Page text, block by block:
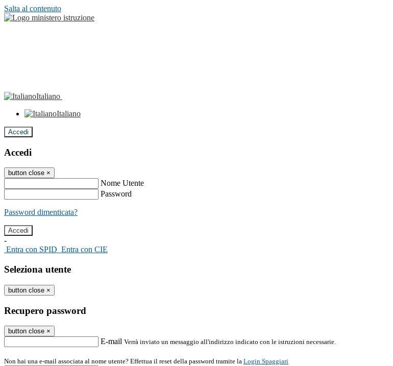
Salta al contenuto
Italiano
Italiano
Accedi
Accedi
button close ×
Nome Utente
Password
Password dimenticata?
-
Entra con SPID Entra con CIE
Seleziona utente
button close ×
Recupero password
button close ×
E-mail Verrà inviato un messaggio all'indirizzo indicato con le istruzioni necessarie.
Non hai una e-mail associata al nome utente? Effettua il reset della password tramite la Login Spaggiari